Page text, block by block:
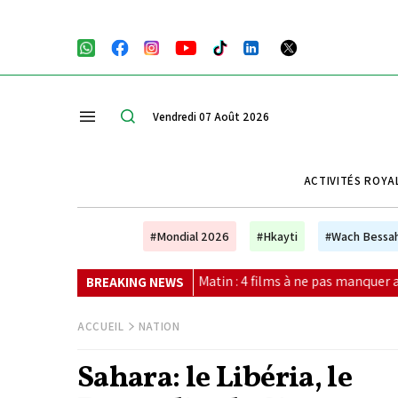
Vendredi 07 Août 2026
ACTIVITÉS
#Mondial 2026 #Hkayti #Wach
BREAKING NEWS
Matin : 4 films à ne pas manquer au cinéma ce week-end |
ACCUEIL NATION
Sahara: le Libéria, le